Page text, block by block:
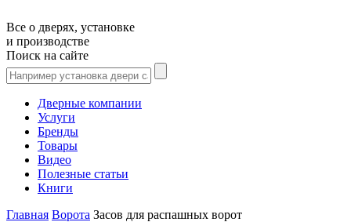
Все о дверях, установке
и производстве
Поиск на сайте
Дверные компании
Услуги
Бренды
Товары
Видео
Полезные статьи
Книги
Главная Ворота Засов для распашных ворот